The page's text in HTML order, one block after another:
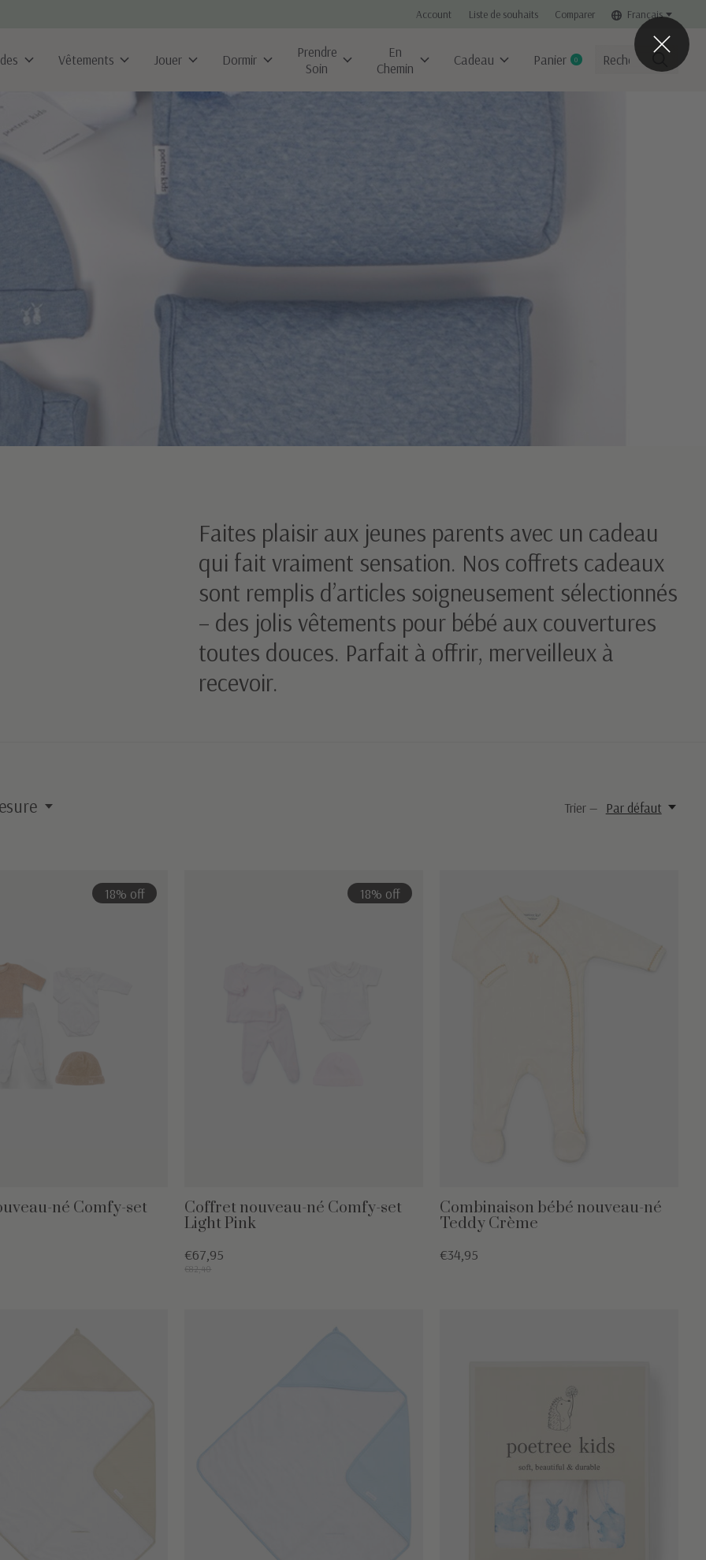
Account Liste de souhaits Comparer Français
Vêtements Jouer Dormir
Prendre
Soin
En
Chemin
Cadeau Panier 0items
Faites plaisir aux jeunes parents avec un cadeau
qui fait vraiment sensation. Nos coffrets cadeaux
sont remplis d’articles soigneusement sélectionnés
– des jolis vêtements pour bébé aux couvertures
toutes douces. Parfait à offrir, merveilleux à
recevoir.
Trier — Par défaut
18% off
né Comfy-set
18% off
Coffret nouveau-né Comfy-set
Light Pink
€67,95
€82,40
Combinaison bébé nouveau-né
Teddy Crème
€34,95